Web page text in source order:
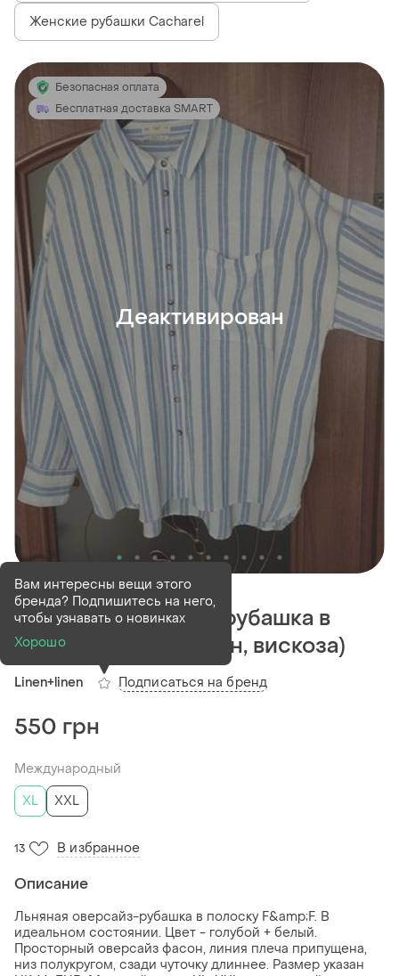
Женские рубашки Cacharel
Безопасная оплата
Бесплатная доставка SMART
Деактивирован
Деактивирован1 шт
Льняная оверсайз-рубашка в
полоску f&amp;f (лён, вискоза)
Linen+linen
Вам интересны вещи этого
бренда? Подпишитесь на него,
чтобы узнавать о новинках
Хорошо
Подписаться на бренд
550 грн
Международный
XL
XXL
13 В избранное
Описание
Льняная оверсайз-рубашка в полоску F&amp;F. В
идеальном состоянии. Цвет - голубой + белый.
Просторный оверсайз фасон, линия плеча припущена,
низ полукругом, сзади чуточку длиннее. Размер указан